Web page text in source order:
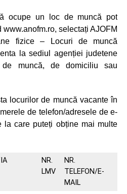
ocupe un loc de muncă pot
selectați AJOFM
fizice – Locuri de muncă
la sediul agenției judetene
de muncă, de domiciliu sau
locurilor de muncă vacante în
de telefon/adresele de e-
la care puteți obține mai multe
NR.
LMV
NR.
TELEFON/E-
MAIL